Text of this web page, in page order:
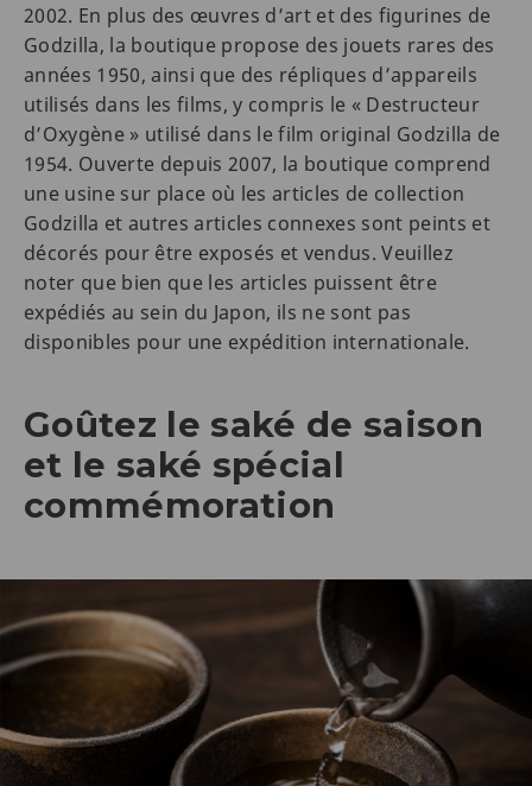
2002. En plus des œuvres d’art et des figurines de
Godzilla, la boutique propose des jouets rares des
années 1950, ainsi que des répliques d’appareils
utilisés dans les films, y compris le « Destructeur
d’Oxygène » utilisé dans le film original Godzilla de
1954. Ouverte depuis 2007, la boutique comprend
une usine sur place où les articles de collection
Godzilla et autres articles connexes sont peints et
décorés pour être exposés et vendus. Veuillez
noter que bien que les articles puissent être
expédiés au sein du Japon, ils ne sont pas
disponibles pour une expédition internationale.
Goûtez le saké de saison
et le saké spécial
commémoration